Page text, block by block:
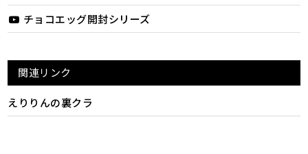
チョコエッグ開封シリーズ
関連リンク
えりりんの裏クラ